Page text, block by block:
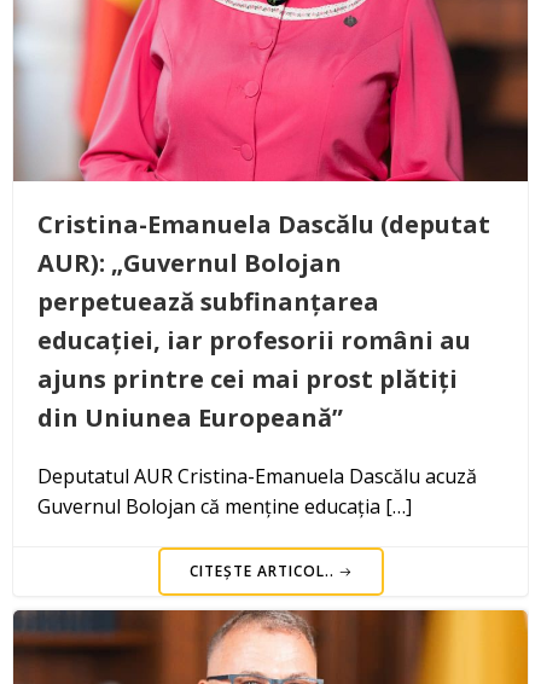
Cristina-Emanuela Dascălu (deputat
AUR): „Guvernul Bolojan
perpetuează subfinanțarea
educației, iar profesorii români au
ajuns printre cei mai prost plătiți
din Uniunea Europeană”
Deputatul AUR Cristina-Emanuela Dascălu acuză
Guvernul Bolojan că menține educația […]
CITEȘTE ARTICOL..